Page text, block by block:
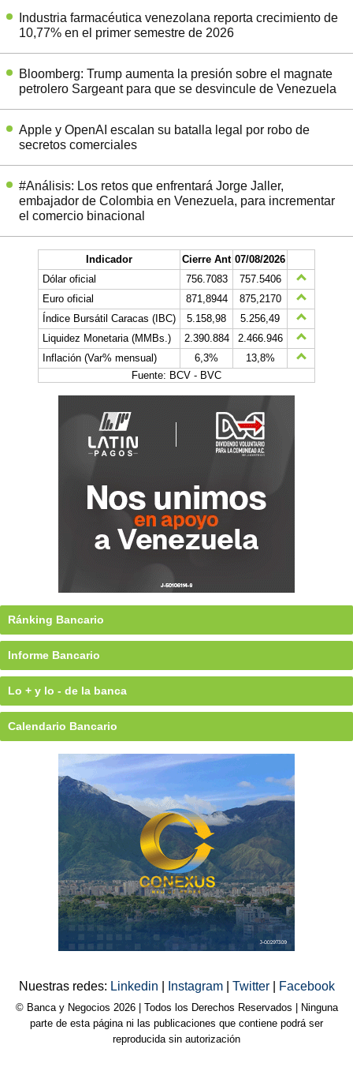
Industria farmacéutica venezolana reporta crecimiento de
10,77% en el primer semestre de 2026
Bloomberg: Trump aumenta la presión sobre el magnate
petrolero Sargeant para que se desvincule de Venezuela
Apple y OpenAI escalan su batalla legal por robo de
secretos comerciales
#Análisis: Los retos que enfrentará Jorge Jaller,
embajador de Colombia en Venezuela, para incrementar
el comercio binacional
Indicador Cierre Ant 07/08/2026
Dólar oficial
756.7083
757.5406
Euro oficial
871,8944
875,2170
Índice Bursátil Caracas (IBC)
5.158,98
5.256,49
Liquidez Monetaria (MMBs.)
2.390.884
2.466.946
Inflación (Var% mensual)
6,3%
13,8%
Fuente: BCV - BVC
Ránking Bancario
Informe Bancario
Lo + y lo - de la banca
Calendario Bancario
Nuestras redes: Linkedin Instagram Twitter Facebook
© Banca y Negocios 2026 | Todos los Derechos Reservados | Ninguna
parte de esta página ni las publicaciones que contiene podrá ser
reproducida sin autorización